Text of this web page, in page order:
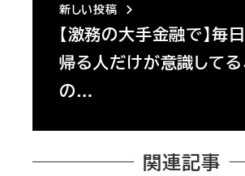
新しい投稿
【激務の大手金融で】毎
帰る人だけが意識してる
の…
関連記事